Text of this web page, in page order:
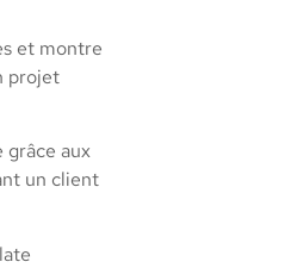
et montre
projet
grâce aux
un client